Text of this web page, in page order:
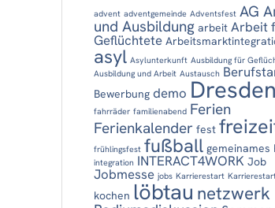
advent adventgemeinde Adventsfest AG
und Ausbildung arbeit Arbeit
Geflüchtete
asyl Asylunterkunft Ausbildung für
Ausbildung und Arbeit Austausch
Bewerbung demo Dresden
fahrräder familienabend Ferien
Ferienkalender fest
frühlingsfest fußball gemeinames
integration INTERACT4WORK Job
Jobmesse jobs Karrierestart
kochen löbtau netzwerk